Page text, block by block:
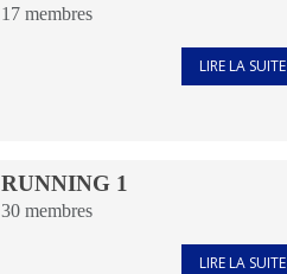
17membres
LIRE LA SUITE
RUNNING 1
30membres
LIRE LA SUITE